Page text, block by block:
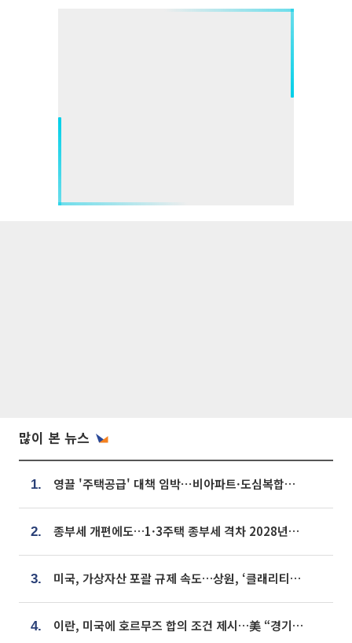
많이 본 뉴스
1. 영끌 '주택공급' 대책 임박⋯비아파트·도심복합까지 총동원
2. 종부세 개편에도…1·3주택 종부세 격차 2028년부터 확대
3. 미국, 가상자산 포괄 규제 속도…상원, ‘클래리티법’ 9월 절차투표 추진
4. 이란, 미국에 호르무즈 합의 조건 제시…美 “경기 아직 안 끝나” [종합]